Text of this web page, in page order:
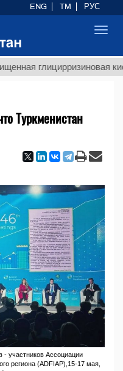
глицирризиновая кислота
Туркменистан
- участников Ассоциации
региона (ADFIAP),15-17 мая,
ENG TM РУС